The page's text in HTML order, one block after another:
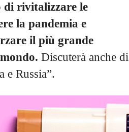
di rivitalizzare le
la pandemia e
il più grande
Discuterà anche di
e Russia”.